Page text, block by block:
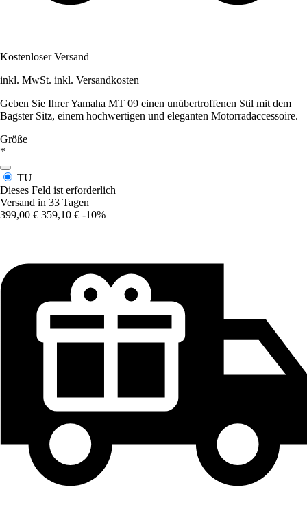
Kostenloser Versand
inkl. MwSt. inkl. Versandkosten
Geben Sie Ihrer Yamaha MT 09 einen unübertroffenen Stil mit dem
Bagster Sitz, einem hochwertigen und eleganten Motorradaccessoire.
Größe
*
TU
Dieses Feld ist erforderlich
Versand in 33 Tagen
399,00 € 359,10 € -10%